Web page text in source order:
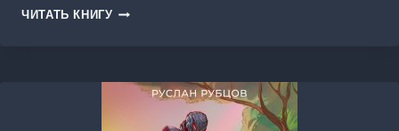
ЧИТАТЬ КНИГУ ЧЕРНОЗЕМЬЕ